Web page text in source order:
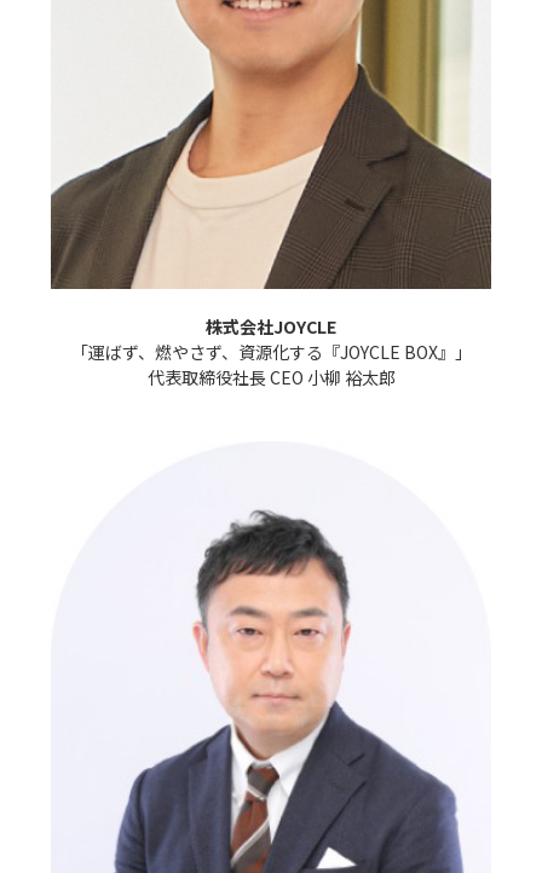
株式会社JOYCLE
「運ばず、燃やさず、資源化する『JOYCLE BOX』」
代表取締役社長 CEO 小柳 裕太郎